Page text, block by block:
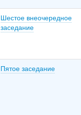
Шестое внеочередное
заседание
Пятое заседание